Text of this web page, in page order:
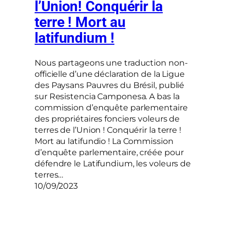
l’Union! Conquérir la
terre ! Mort au
latifundium !
Nous partageons une traduction non-
officielle d’une déclaration de la Ligue
des Paysans Pauvres du Brésil, publié
sur Resistencia Camponesa. A bas la
commission d’enquête parlementaire
des propriétaires fonciers voleurs de
terres de l’Union ! Conquérir la terre !
Mort au latifundio ! La Commission
d’enquête parlementaire, créée pour
défendre le Latifundium, les voleurs de
terres…
10/09/2023